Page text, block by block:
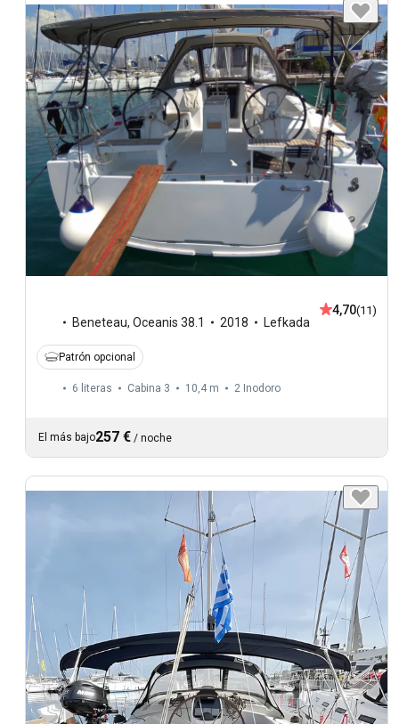
Beneteau, Oceanis 38.1 2018 Lefkada
4,70(11)
Patrón opcional
6 literas Cabina 3 10,4 m 2 Inodoro
El más bajo257 € / noche